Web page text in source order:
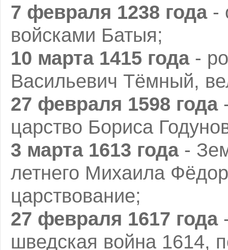
7 февраля 1238 года-
войсками Батыя;
10 марта 1415 года-
Васильевич Тёмный,
27 февраля 1598 года
царство Бориса
3 марта 1613 года-
летнего Михаила
царствование;
27 февраля 1617 года
шведская война 1614,